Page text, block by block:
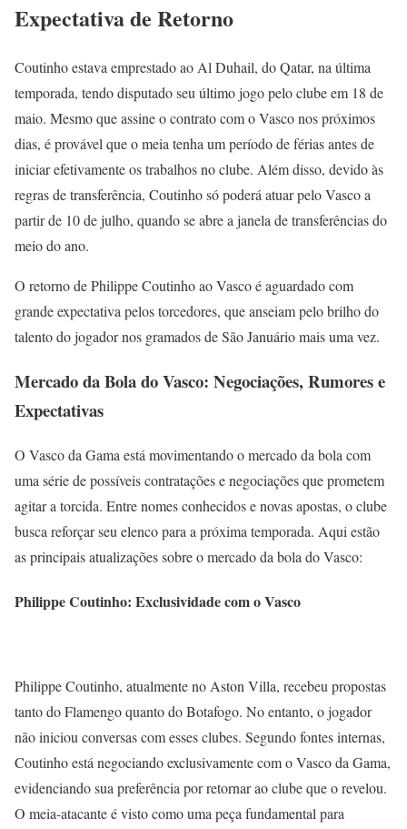
Expectativa de Retorno
Coutinho estava emprestado ao Al Duhail, do Qatar, na última
temporada, tendo disputado seu último jogo pelo clube em 18 de
maio. Mesmo que assine o contrato com o Vasco nos próximos
dias, é provável que o meia tenha um período de férias antes de
iniciar efetivamente os trabalhos no clube. Além disso, devido às
regras de transferência, Coutinho só poderá atuar pelo Vasco a
partir de 10 de julho, quando se abre a janela de transferências do
meio do ano.
O retorno de Philippe Coutinho ao Vasco é aguardado com
grande expectativa pelos torcedores, que anseiam pelo brilho do
talento do jogador nos gramados de São Januário mais uma vez.
Mercado da Bola do Vasco: Negociações, Rumores e
Expectativas
O Vasco da Gama está movimentando o mercado da bola com
uma série de possíveis contratações e negociações que prometem
agitar a torcida. Entre nomes conhecidos e novas apostas, o clube
busca reforçar seu elenco para a próxima temporada. Aqui estão
as principais atualizações sobre o mercado da bola do Vasco:
Philippe Coutinho: Exclusividade com o Vasco
Philippe Coutinho, atualmente no Aston Villa, recebeu propostas
tanto do Flamengo quanto do Botafogo. No entanto, o jogador
não iniciou conversas com esses clubes. Segundo fontes internas,
Coutinho está negociando exclusivamente com o Vasco da Gama,
evidenciando sua preferência por retornar ao clube que o revelou.
O meia-atacante é visto como uma peça fundamental para